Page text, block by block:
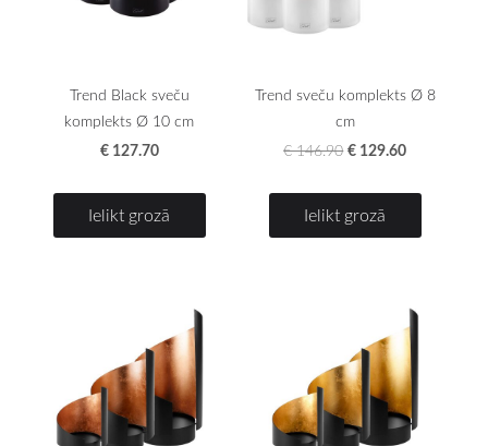
Trend Black sveču
komplekts Ø 10 cm
€ 127.70
Ielikt grozā
Trend sveču komplekts Ø 8
cm
€ 146.90 € 129.60
Ielikt grozā